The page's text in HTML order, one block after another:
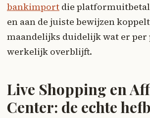
bankimport die
en aan de juiste bewijzen
maandelijks duidelijk wat er
werkelijk overblijft.
Live Shopping en
Center: de echte